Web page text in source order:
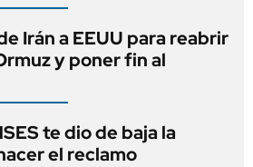
Irán a EEUU para reabrir
y poner fin al
te dio de baja la
el reclamo